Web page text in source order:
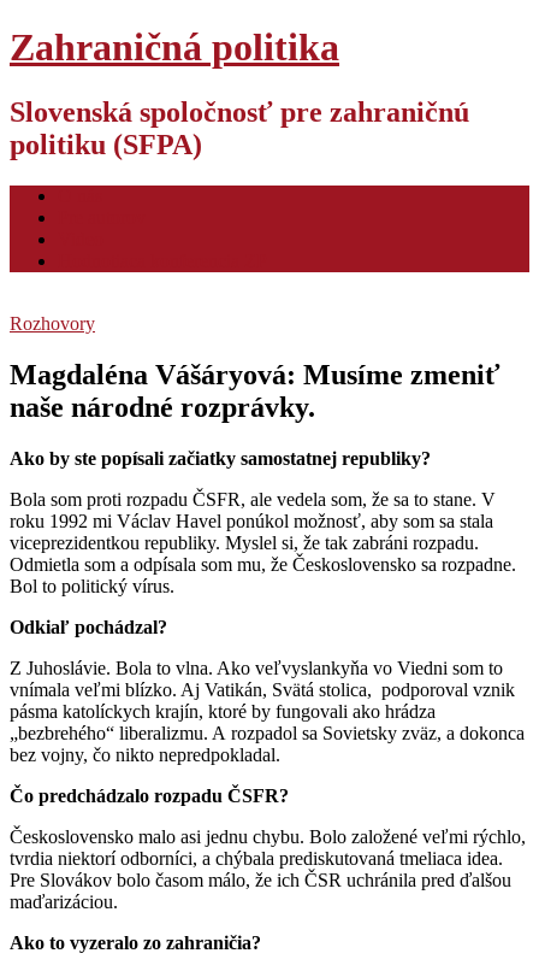
Zahraničná politika
Slovenská spoločnosť pre zahraničnú
politiku (SFPA)
Rozhovory
Magdaléna Vášáryová: Musíme zmeniť
naše národné rozprávky.
Ako by ste popísali začiatky samostatnej republiky?
Bola som proti rozpadu ČSFR, ale vedela som, že sa to stane. V
roku 1992 mi Václav Havel ponúkol možnosť, aby som sa stala
viceprezidentkou republiky. Myslel si, že tak zabráni rozpadu.
Odmietla som a odpísala som mu, že Československo sa rozpadne.
Bol to politický vírus.
Odkiaľ pochádzal?
Z Juhoslávie. Bola to vlna. Ako veľvyslankyňa vo Viedni som to
vnímala veľmi blízko. Aj Vatikán, Svätá stolica, podporoval vznik
pásma katolíckych krajín, ktoré by fungovali ako hrádza
„bezbrehého“ liberalizmu. A rozpadol sa Sovietsky zväz, a dokonca
bez vojny, čo nikto nepredpokladal.
Čo predchádzalo rozpadu ČSFR?
Československo malo asi jednu chybu. Bolo založené veľmi rýchlo,
tvrdia niektorí odborníci, a chýbala prediskutovaná tmeliaca idea.
Pre Slovákov bolo časom málo, že ich ČSR uchránila pred ďalšou
maďarizáciou.
Ako to vyzeralo zo zahraničia?